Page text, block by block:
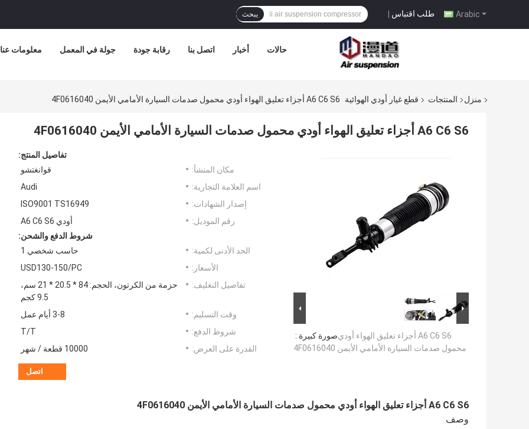
Arabic طلب اقتباس | يبحث
معلومات عنا جولة في المعمل رقابة جودة اتصل بنا أخبار حالات
منزل المنتجات قطع غيار أودي الهوائية A6 C6 S6 أجزاء تعليق الهواء أودي محمول صدمات السيارة الأمامي الأيمن 4F0616040
A6 C6 S6 أجزاء تعليق الهواء أودي محمول صدمات السيارة الأمامي الأيمن 4F0616040
صورة كبيرة :A6 C6 S6 أجزاء تعليق الهواء أودي
محمول صدمات السيارة الأمامي الأيمن 4F0616040
تفاصيل المنتج:
مكان المنشأ:
قوانغتشو
اسم العلامة التجارية:
Audi
إصدار الشهادات:
ISO9001 TS16949
رقم الموديل:
أودي A6 C6 S6
شروط الدفع والشحن:
الحد الأدنى لكمية:
حاسب شخصي 1
الأسعار:
USD130-150/PC
تفاصيل التغليف:
حزمة من الكرتون، الحجم: 84 * 20.5 * 21 سم،
9.5 كجم
وقت التسليم:
3-8 أيام عمل
شروط الدفع:
T/T
القدرة على العرض:
10000 قطعة / شهر
اتصل
A6 C6 S6 أجزاء تعليق الهواء أودي محمول صدمات السيارة الأمامي الأيمن 4F0616040
وصف